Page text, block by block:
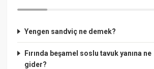
Yengen sandviç ne demek?
Fırında beşamel soslu tavuk yanına ne
gider?